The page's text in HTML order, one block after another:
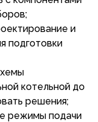
и
подготовки
котельной до
решения;
режимы подачи